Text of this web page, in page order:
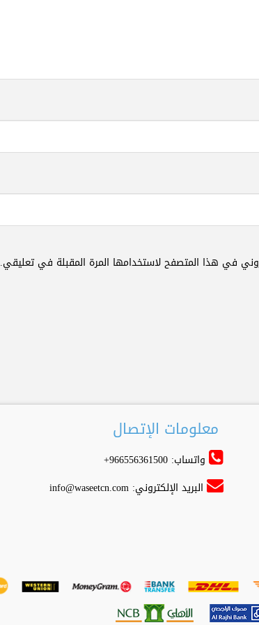
في هذا المتصفح لاستخدامها المرة المقبلة في تعليقي.
معلومات الإتصال
واتساب: 966556361500+
البريد الإلكتروني: info@waseetcn.com